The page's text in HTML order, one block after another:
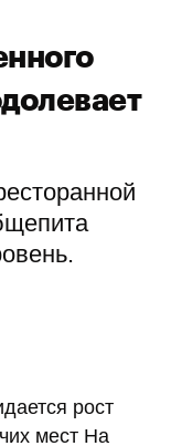
рост
мест На